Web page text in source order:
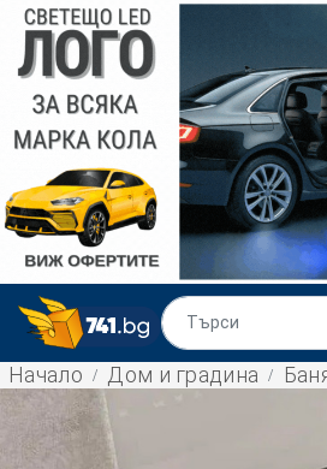
Начало Дом и градина